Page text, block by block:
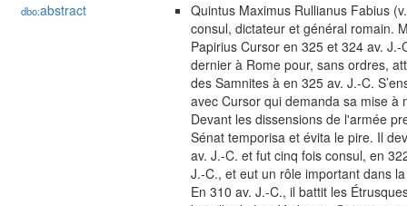
dbo:abstract
Quintus Maximus Rullianus Fabius
consul, dictateur et général romain.
Papirius Cursor en 325 et 324 av.
dernier à Rome pour, sans ordres,
des Samnites à en 325 av. J.-C.
avec Cursor qui demanda sa mise à
Devant les dissensions de l'armée
Sénat temporisa et évita le pire. Il
av. J.-C. et fut cinq fois consul, en
J.-C., et eut un rôle important dans
En 310 av. J.-C., il battit les